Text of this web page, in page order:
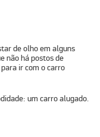
de olho em alguns
não há postos de
ir com o carro
um carro alugado.